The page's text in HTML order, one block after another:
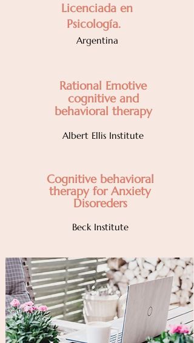
Licenciada en
Psicología.
Argentina
Rational Emotive
cognitive and
behavioral therapy
Albert Ellis Institute
Cognitive behavioral
therapy for Anxiety
Disoreders
Beck Institute